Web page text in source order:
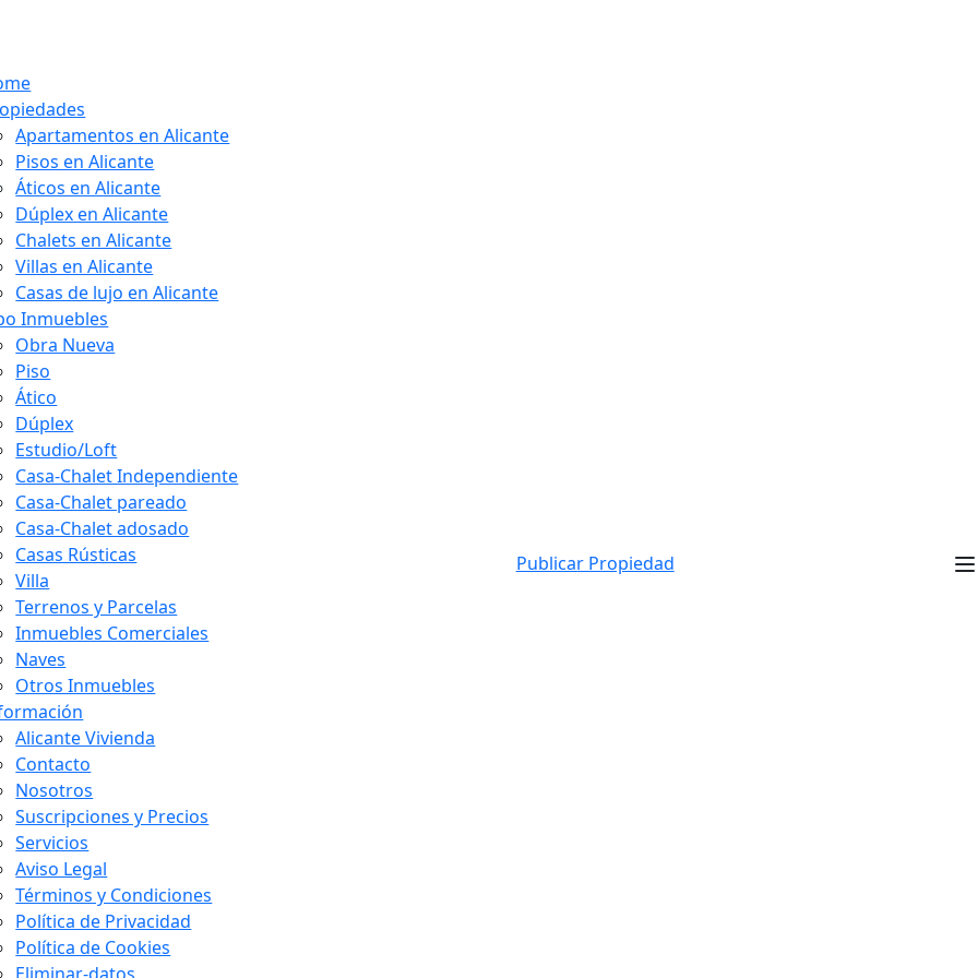
Apartamentos en Alicante
Pisos en Alicante
Áticos en Alicante
Dúplex en Alicante
Chalets en Alicante
Villas en Alicante
Casas de lujo en Alicante
Inmuebles
Obra Nueva
Piso
Ático
Dúplex
Estudio/Loft
Casa-Chalet Independiente
Casa-Chalet pareado
Casa-Chalet adosado
Casas Rústicas
Villa
Terrenos y Parcelas
Inmuebles Comerciales
Naves
Otros Inmuebles
Alicante Vivienda
Contacto
Nosotros
Suscripciones y Precios
Servicios
Aviso Legal
Términos y Condiciones
Política de Privacidad
Política de Cookies
Publicar Propiedad